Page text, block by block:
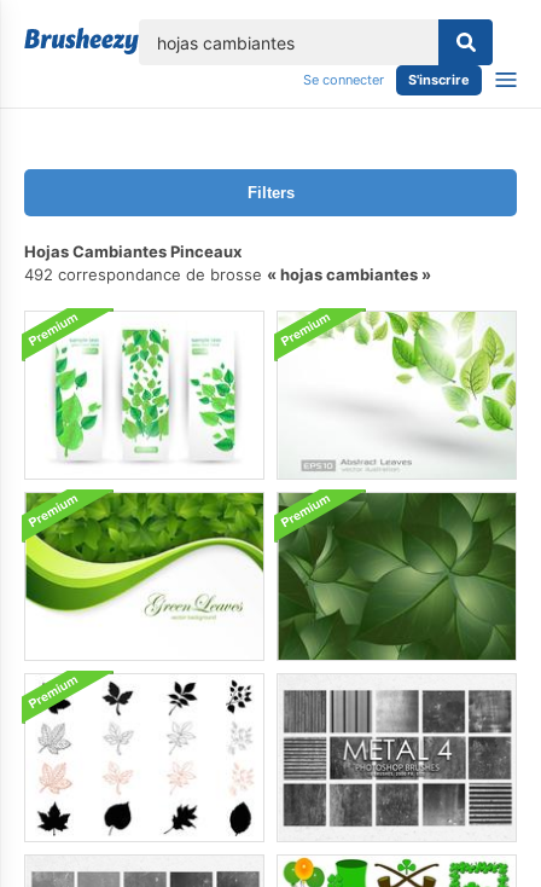
Se connecter S'inscrire
Filters
Hojas Cambiantes Pinceaux
492 correspondance de brosse
hojas cambiantes